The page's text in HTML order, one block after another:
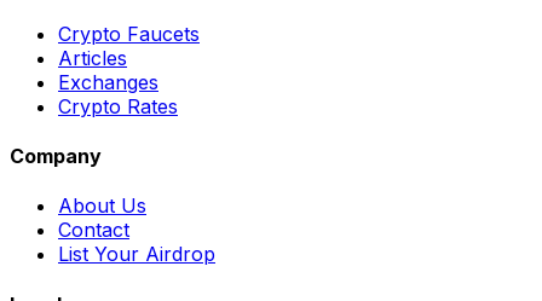
Crypto Faucets
Articles
Exchanges
Crypto Rates
Company
About Us
Contact
List Your Airdrop